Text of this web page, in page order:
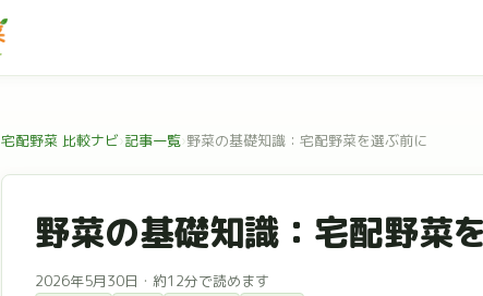
宅配野菜 比較ナビ›記事一覧›野菜の基礎知識：宅配野菜を選ぶ前に
野菜の基礎知識：宅配野菜
2026年5月30日 ・ 約12分で読めます